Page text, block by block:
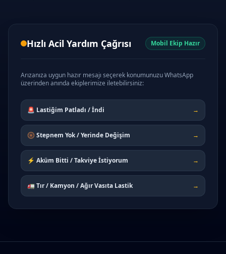
Hızlı Acil Yardım Çağrısı Mobil Ekip Hazır
Arızanıza uygun hazır mesajı seçerek konumunuzu WhatsApp
üzerinden anında ekiplerimize iletebilirsiniz:
🚨 Lastiğim Patladı / İndi →
🛞 Stepnem Yok / Yerinde Değişim →
⚡ Aküm Bitti / Takviye İstiyorum →
🚛 Tır / Kamyon / Ağır Vasıta Lastik →